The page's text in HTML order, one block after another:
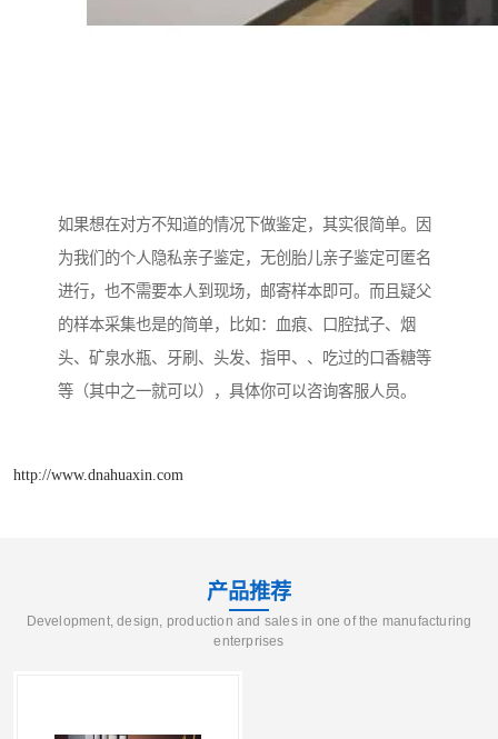
如果想在对方不知道的情况下做鉴定，其实很简单。因
为我们的个人隐私亲子鉴定，无创胎儿亲子鉴定可匿名
进行，也不需要本人到现场，邮寄样本即可。而且疑父
的样本采集也是的简单，比如：血痕、口腔拭子、烟
头、矿泉水瓶、牙刷、头发、指甲、、吃过的口香糖等
等（其中之一就可以），具体你可以咨询客服人员。
http://www.dnahuaxin.com
产品推荐
Development, design, production and sales in one of the manufacturing
enterprises